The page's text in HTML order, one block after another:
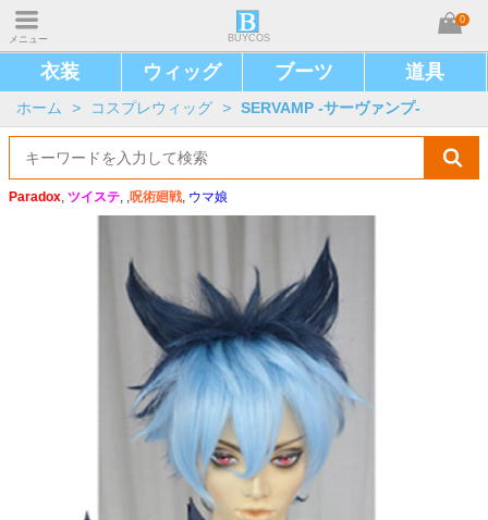
メニュー BUYCOS
0
衣装 ウィッグ ブーツ 道具
ホーム > コスプレウィッグ > SERVAMP -サーヴァンプ-
Paradox, ツイステ, ,呪術廻戦, ウマ娘